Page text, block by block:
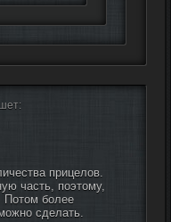
прицелов.
часть, поэтому,
Потом более
сделать.